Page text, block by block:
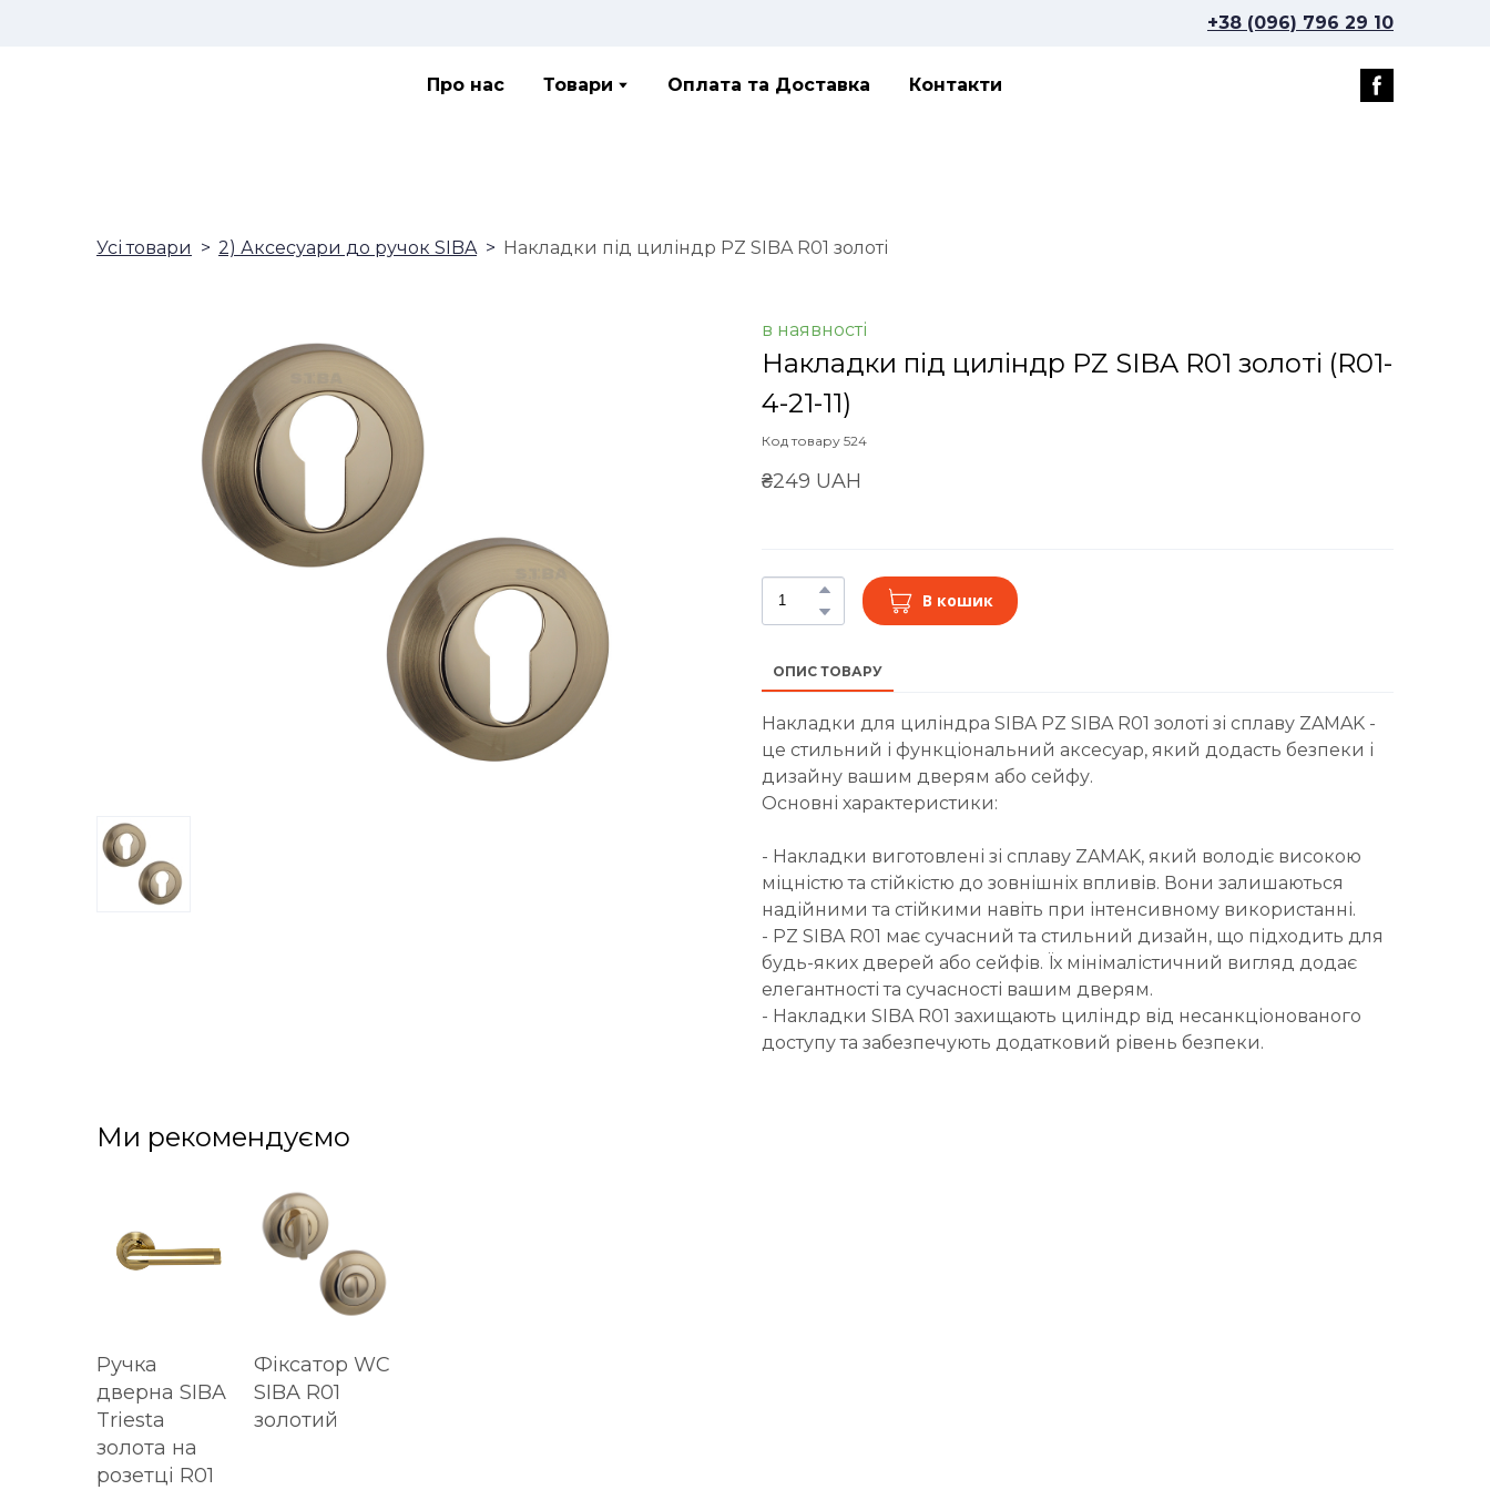
+38 (096) 796 29 10
Про нас Товари Оплата та Доставка Контакти
Усі товари 2) Аксесуари до ручок SIBA Накладки під циліндр PZ SIBA R01 золоті
в наявності
Накладки під циліндр PZ SIBA R01 золоті (R01-
4-21-11)
Код товару 524
₴249 UAH
В кошик
ОПИС ТОВАРУ
Накладки для циліндра SIBA PZ SIBA R01 золоті зі сплаву ZAMAK -
це стильний і функціональний аксесуар, який додасть безпеки і
дизайну вашим дверям або сейфу.
Основні характеристики:
- Накладки виготовлені зі сплаву ZAMAK, який володіє високою
міцністю та стійкістю до зовнішніх впливів. Вони залишаються
надійними та стійкими навіть при інтенсивному використанні.
- PZ SIBA R01 має сучасний та стильний дизайн, що підходить для
будь-яких дверей або сейфів. Їх мінімалістичний вигляд додає
елегантності та сучасності вашим дверям.
- Накладки SIBA R01 захищають циліндр від несанкціонованого
доступу та забезпечують додатковий рівень безпеки.
Ми рекомендуємо
Ручка
дверна SIBA
Triesta
золота на
розетці R01
Фіксатор WC
SIBA R01
золотий